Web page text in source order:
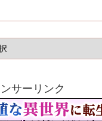
サーリンク